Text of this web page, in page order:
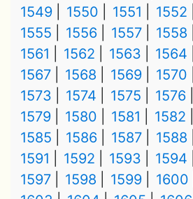
1549
1550 1551 1552
1555
1556 1557 1558
1561
1562 1563 1564
1567
1568 1569 1570
1573
1574 1575 1576
1579
1580 1581 1582
1585
1586 1587 1588
1591
1592 1593 1594
1597
1598 1599 1600